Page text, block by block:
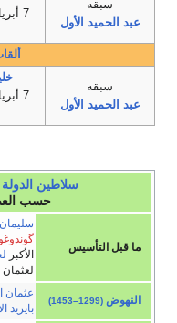
سبقه
عبد الحميد الأول
سبقه
عبد الحميد الأول
سلاطين
حسب
ما قبل التأسيس
الأكبر
لعثمان
النهوض(1299–1453)
عثمان
بايزيد